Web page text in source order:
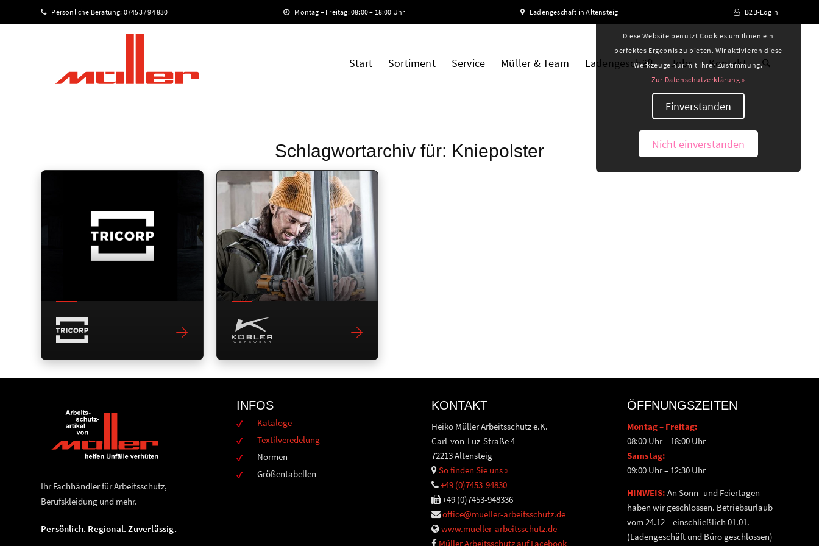
Persönliche Beratung: 07453 / 94 830 Montag – Freitag: 08:00 – 18:00 Uhr Ladengeschäft in Altensteig B2B-Login
Start Sortiment Service Müller & Team Ladengeschäft Jobs Kontakt
Schlagwortarchiv für: Kniepolster
Ihr Fachhändler für Arbeitsschutz,
Berufskleidung und mehr.
Persönlich. Regional. Zuverlässig.
INFOS
Kataloge
Textilveredelung
Normen
Größentabellen
KONTAKT
Heiko Müller Arbeitsschutz e.K.
Carl-von-Luz-Straße 4
72213 Altensteig
So finden Sie uns »
+49 (0)7453-94830
+49 (0)7453-948336
office@mueller-arbeitsschutz.de
www.mueller-arbeitsschutz.de
Müller Arbeitsschutz auf Facebook
ÖFFNUNGSZEITEN
Montag – Freitag:
08:00 Uhr – 18:00 Uhr
Samstag:
09:00 Uhr – 12:30 Uhr
HINWEIS: An Sonn- und Feiertagen
haben wir geschlossen. Betriebsurlaub
vom 24.12 – einschließlich 01.01.
(Ladengeschäft und Büro geschlossen)
Diese Website benutzt Cookies um Ihnen ein
perfektes Ergebnis zu bieten. Wir aktivieren diese
Werkzeuge nur mit Ihrer Zustimmung.
Zur Datenschutzerklärung »
Einverstanden
Nicht einverstanden